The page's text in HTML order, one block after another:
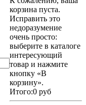
корзина пуста.
Исправить это
недоразумение
очень просто:
выберите в каталоге
интересующий
товар и нажмите
кнопку «В
корзину».
Итого:0 руб